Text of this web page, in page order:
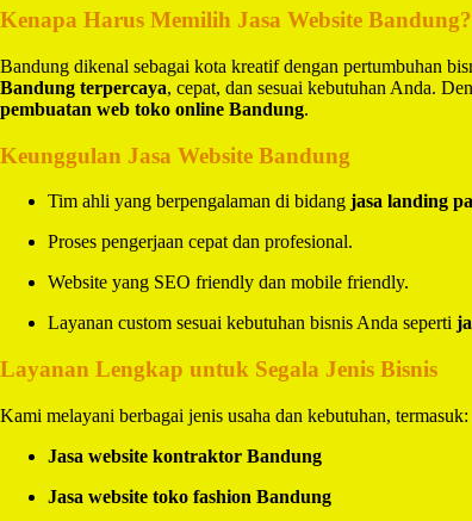
Kenapa Harus Memilih Jasa Website Bandung?
Bandung dikenal sebagai kota kreatif dengan pertumbuhan
Bandung terpercaya, cepat, dan sesuai kebutuhan Anda.
pembuatan web toko online Bandung.
Keunggulan Jasa Website Bandung
Tim ahli yang berpengalaman di bidang jasa landing
Proses pengerjaan cepat dan profesional.
Website yang SEO friendly dan mobile friendly.
Layanan custom sesuai kebutuhan bisnis Anda seperti
Layanan Lengkap untuk Segala Jenis Bisnis
Kami melayani berbagai jenis usaha dan kebutuhan, termasuk:
Jasa website kontraktor Bandung
Jasa website toko fashion Bandung